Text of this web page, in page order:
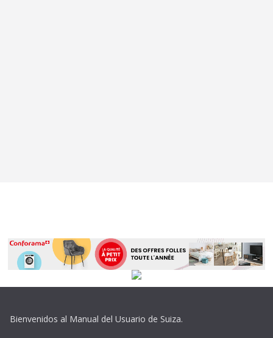
Bienvenidos al Manual del Usuario de Suiza.